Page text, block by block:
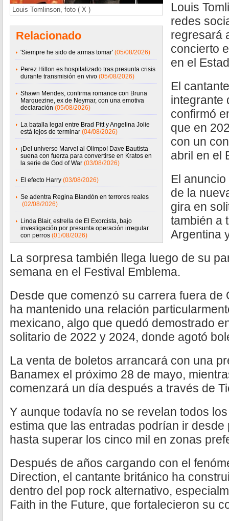
Louis Tomlinson, foto ( X )
Relacionado
'Siempre he sido de armas tomar' (05/08/2026)
Perez Hilton es hospitalizado tras presunta crisis
durante transmisión en vivo (05/08/2026)
Shawn Mendes, confirma romance con Bruna
Marquezine, ex de Neymar, con una emotiva
declaración (05/08/2026)
La batalla legal entre Brad Pitt y Angelina Jolie
está lejos de terminar (04/08/2026)
¡Del universo Marvel al Olimpo! Dave Bautista
suena con fuerza para convertirse en Kratos en
la serie de God of War (03/08/2026)
El efecto Harry (03/08/2026)
Se adentra Regina Blandón en terrores reales
(02/08/2026)
Linda Blair, estrella de El Exorcista, bajo
investigación por presunta operación irregular
con perros (01/08/2026)
Louis
redes
regresará
concierto
en el
El
integrante
confirmó
que en
con un
abril en el
El
de la
gira en
también a
Argentina
La sorpresa también llega luego de su
semana en el Festival Emblema.
Desde que comenzó su carrera fuera de
ha mantenido una relación
mexicano, algo que quedó demostrado
solitario de 2022 y 2024, donde agotó
La venta de boletos arrancará con una
Banamex el próximo 28 de mayo,
comenzará un día después a través de
Y aunque todavía no se revelan todos
estima que las entradas podrían ir
hasta superar los cinco mil en zonas
Después de años cargando con el
Direction, el cantante británico ha
dentro del pop rock alternativo,
Faith in the Future, que fortalecieron su